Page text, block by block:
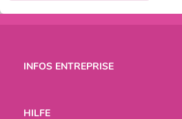
INFOS ENTREPRISE
HILFE